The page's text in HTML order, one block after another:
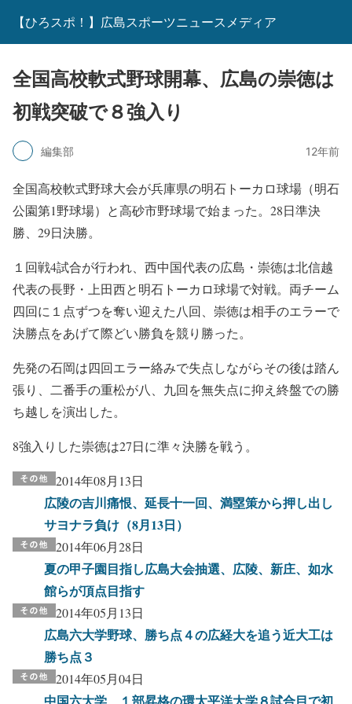
【ひろスポ！】広島スポーツニュースメディア
全国高校軟式野球開幕、広島の崇徳は
初戦突破で８強入り
編集部 12年前
全国高校軟式野球大会が兵庫県の明石トーカロ球場（明石
公園第1野球場）と高砂市野球場で始まった。28日準決
勝、29日決勝。
１回戦4試合が行われ、西中国代表の広島・崇徳は北信越
代表の長野・上田西と明石トーカロ球場で対戦。両チーム
四回に１点ずつを奪い迎えた八回、崇徳は相手のエラーで
決勝点をあげて際どい勝負を競り勝った。
先発の石岡は四回エラー絡みで失点しながらその後は踏ん
張り、二番手の重松が八、九回を無失点に抑え終盤での勝
ち越しを演出した。
8強入りした崇徳は27日に準々決勝を戦う。
2014年08月13日
広陵の吉川痛恨、延長十一回、満塁策から押し出し
サヨナラ負け（8月13日）
2014年06月28日
夏の甲子園目指し広島大会抽選、広陵、新庄、如水
館らが頂点目指す
2014年05月13日
広島六大学野球、勝ち点４の広経大を追う近大工は
勝ち点３
2014年05月04日